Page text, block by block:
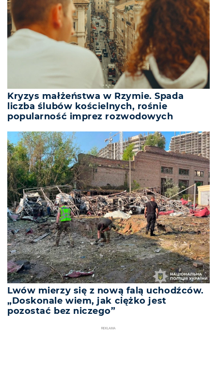
Kryzys małżeństwa w Rzymie. Spada
liczba ślubów kościelnych, rośnie
popularność imprez rozwodowych
Lwów mierzy się z nową falą uchodźców.
„Doskonale wiem, jak ciężko jest
pozostać bez niczego”
REKLAMA